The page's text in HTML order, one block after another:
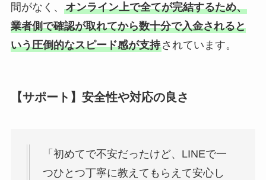
間がなく、 オンライン上で全てが完結するため、
業者側で確認が取れてから数十分で入金されると
いう圧倒的なスピード感が支持されています。
【サポート】安全性や対応の良さ
「初めてで不安だったけど、LINEで一
つひとつ丁寧に教えてもらえて安心し